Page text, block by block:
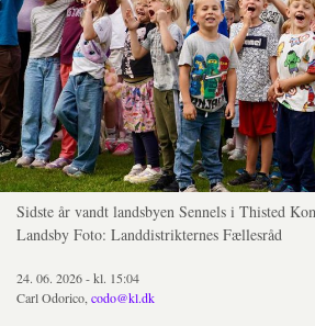
Sidste år vandt landsbyen Sennels i Thisted
Landsby Foto: Landdistrikternes Fællesråd
24. 06. 2026 - kl. 15:04
Carl Odorico, codo@kl.dk